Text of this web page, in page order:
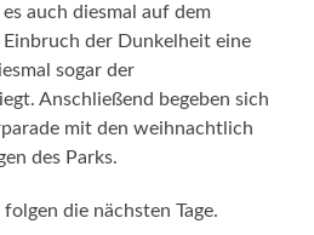
auch diesmal auf dem
Einbruch der Dunkelheit eine
sogar der
Anschließend begeben sich
mit den weihnachtlich
des Parks.
die nächsten Tage.